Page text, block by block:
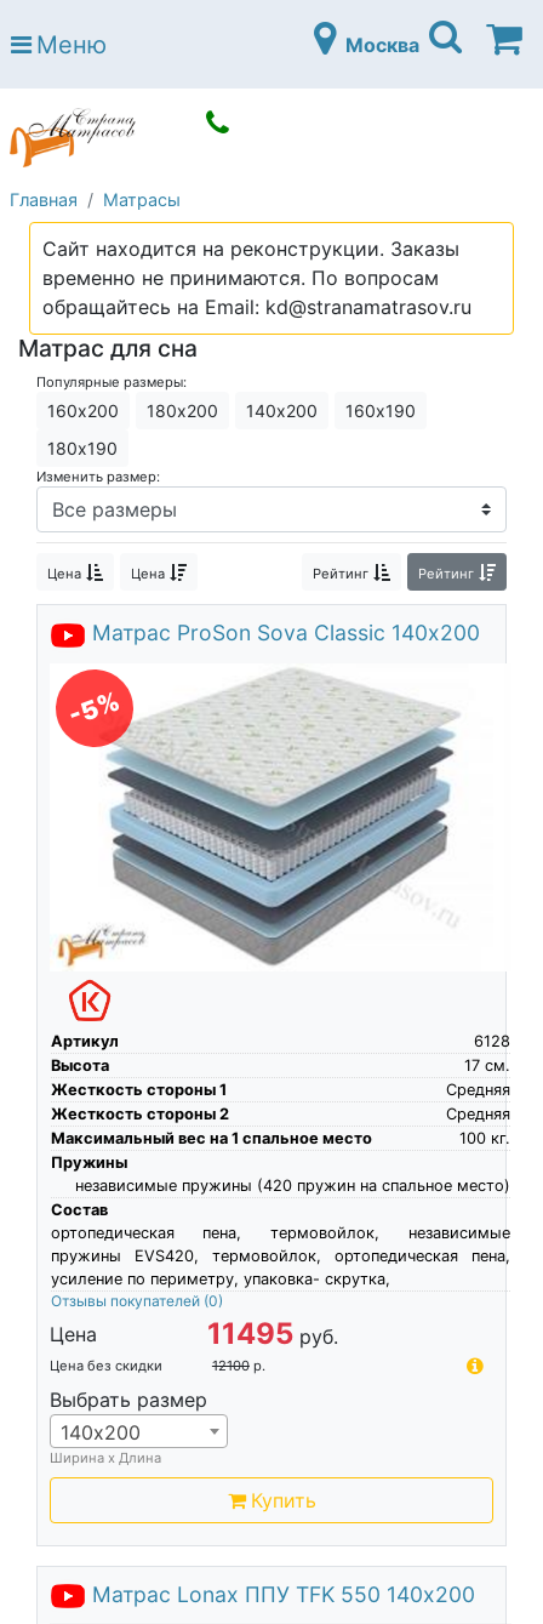
Страна матрасов
Open submenu (Матрасы)
Open submenu (Кровати)
Кровати
Open submenu (Аксессуары)
Open submenu (Диваны)
Диваны
Open submenu (Постельное белье)
Постельное белье
Open submenu (Мебель)
Мебель
Open submenu (Основания)
Основания
Open submenu (Детские матрасы)
Детские матрасы
Open submenu (Детские кровати)
Детские кровати
Open submenu (Шкафы)
Шкафы
О компании
Контакты
Доставка по городу
Меню Москва
Главная Матрасы
Сайт находится на реконструкции. Заказы
временно не принимаются. По вопросам
обращайтесь на Email: kd@stranamatrasov.ru
Матрас для сна
Популярные размеры:
160х200 180х200 140х200
160х190
180х190
Изменить размер:
Цена Цена Рейтинг Рейтинг
Матрас ProSon Sova Classic 140х200
-5%
Артикул
6128
Высота
см.
17
Жесткость стороны 1
Средняя
Жесткость стороны 2
Средняя
Максимальный вес на 1 спальное место
кг.
100
Пружины
независимые пружины (420 пружин на спальное место)
Состав
ортопедическая пена, термовойлок, независимые
пружины EVS420, термовойлок, ортопедическая пена,
усиление по периметру, упаковка- скрутка,
Отзывы покупателей (0)
Цена 11495 руб.
Цена без скидки 12100 р.
Выбрать размер
140х200
Ширина х Длина
Купить
Матрас Lonax ППУ TFK 550 140х200